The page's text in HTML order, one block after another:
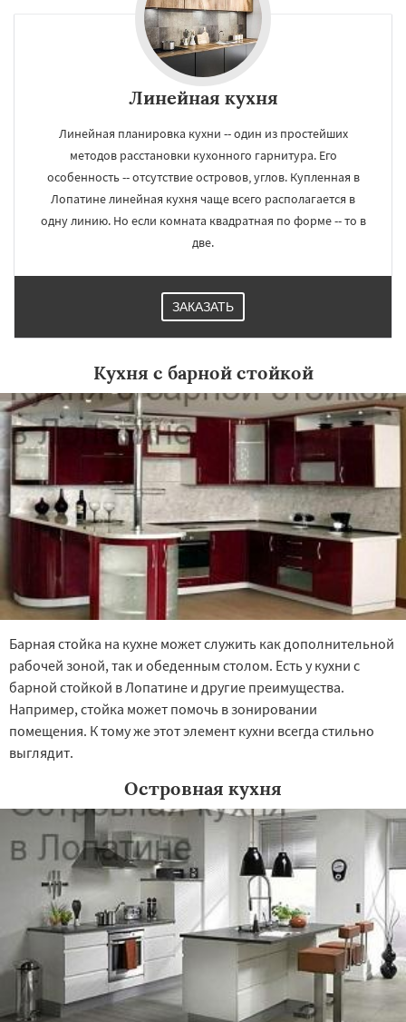
Линейная кухня
Линейная планировка кухни -- один из простейших
методов расстановки кухонного гарнитура. Его
особенность -- отсутствие островов, углов. Купленная в
Лопатине линейная кухня чаще всего располагается в
одну линию. Но если комната квадратная по форме -- то в
две.
ЗАКАЗАТЬ
Кухня с барной стойкой
Барная стойка на кухне может служить как дополнительной
рабочей зоной, так и обеденным столом. Есть у кухни с
барной стойкой в Лопатине и другие преимущества.
Например, стойка может помочь в зонировании
помещения. К тому же этот элемент кухни всегда стильно
выглядит.
Островная кухня